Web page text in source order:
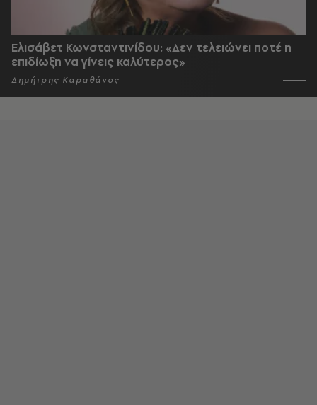
Ελισάβετ Κωνσταντινίδου: «Δεν τελειώνει ποτέ η
επιδίωξη να γίνεις καλύτερος»
Δημήτρης Καραθάνος